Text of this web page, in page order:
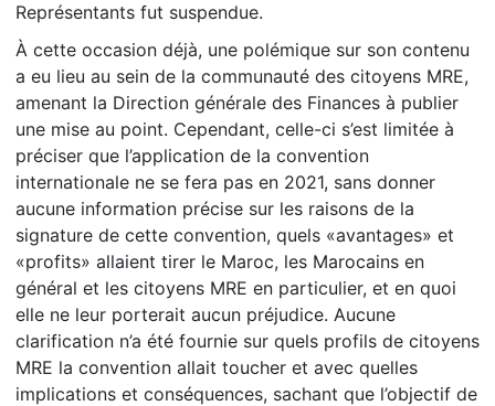
Représentants fut suspendue.
À cette occasion déjà, une polémique sur son contenu
a eu lieu au sein de la communauté des citoyens MRE,
amenant la Direction générale des Finances à publier
une mise au point. Cependant, celle-ci s’est limitée à
préciser que l’application de la convention
internationale ne se fera pas en 2021, sans donner
aucune information précise sur les raisons de la
signature de cette convention, quels «avantages» et
«profits» allaient tirer le Maroc, les Marocains en
général et les citoyens MRE en particulier, et en quoi
elle ne leur porterait aucun préjudice. Aucune
clarification n’a été fournie sur quels profils de citoyens
MRE la convention allait toucher et avec quelles
implications et conséquences, sachant que l’objectif de